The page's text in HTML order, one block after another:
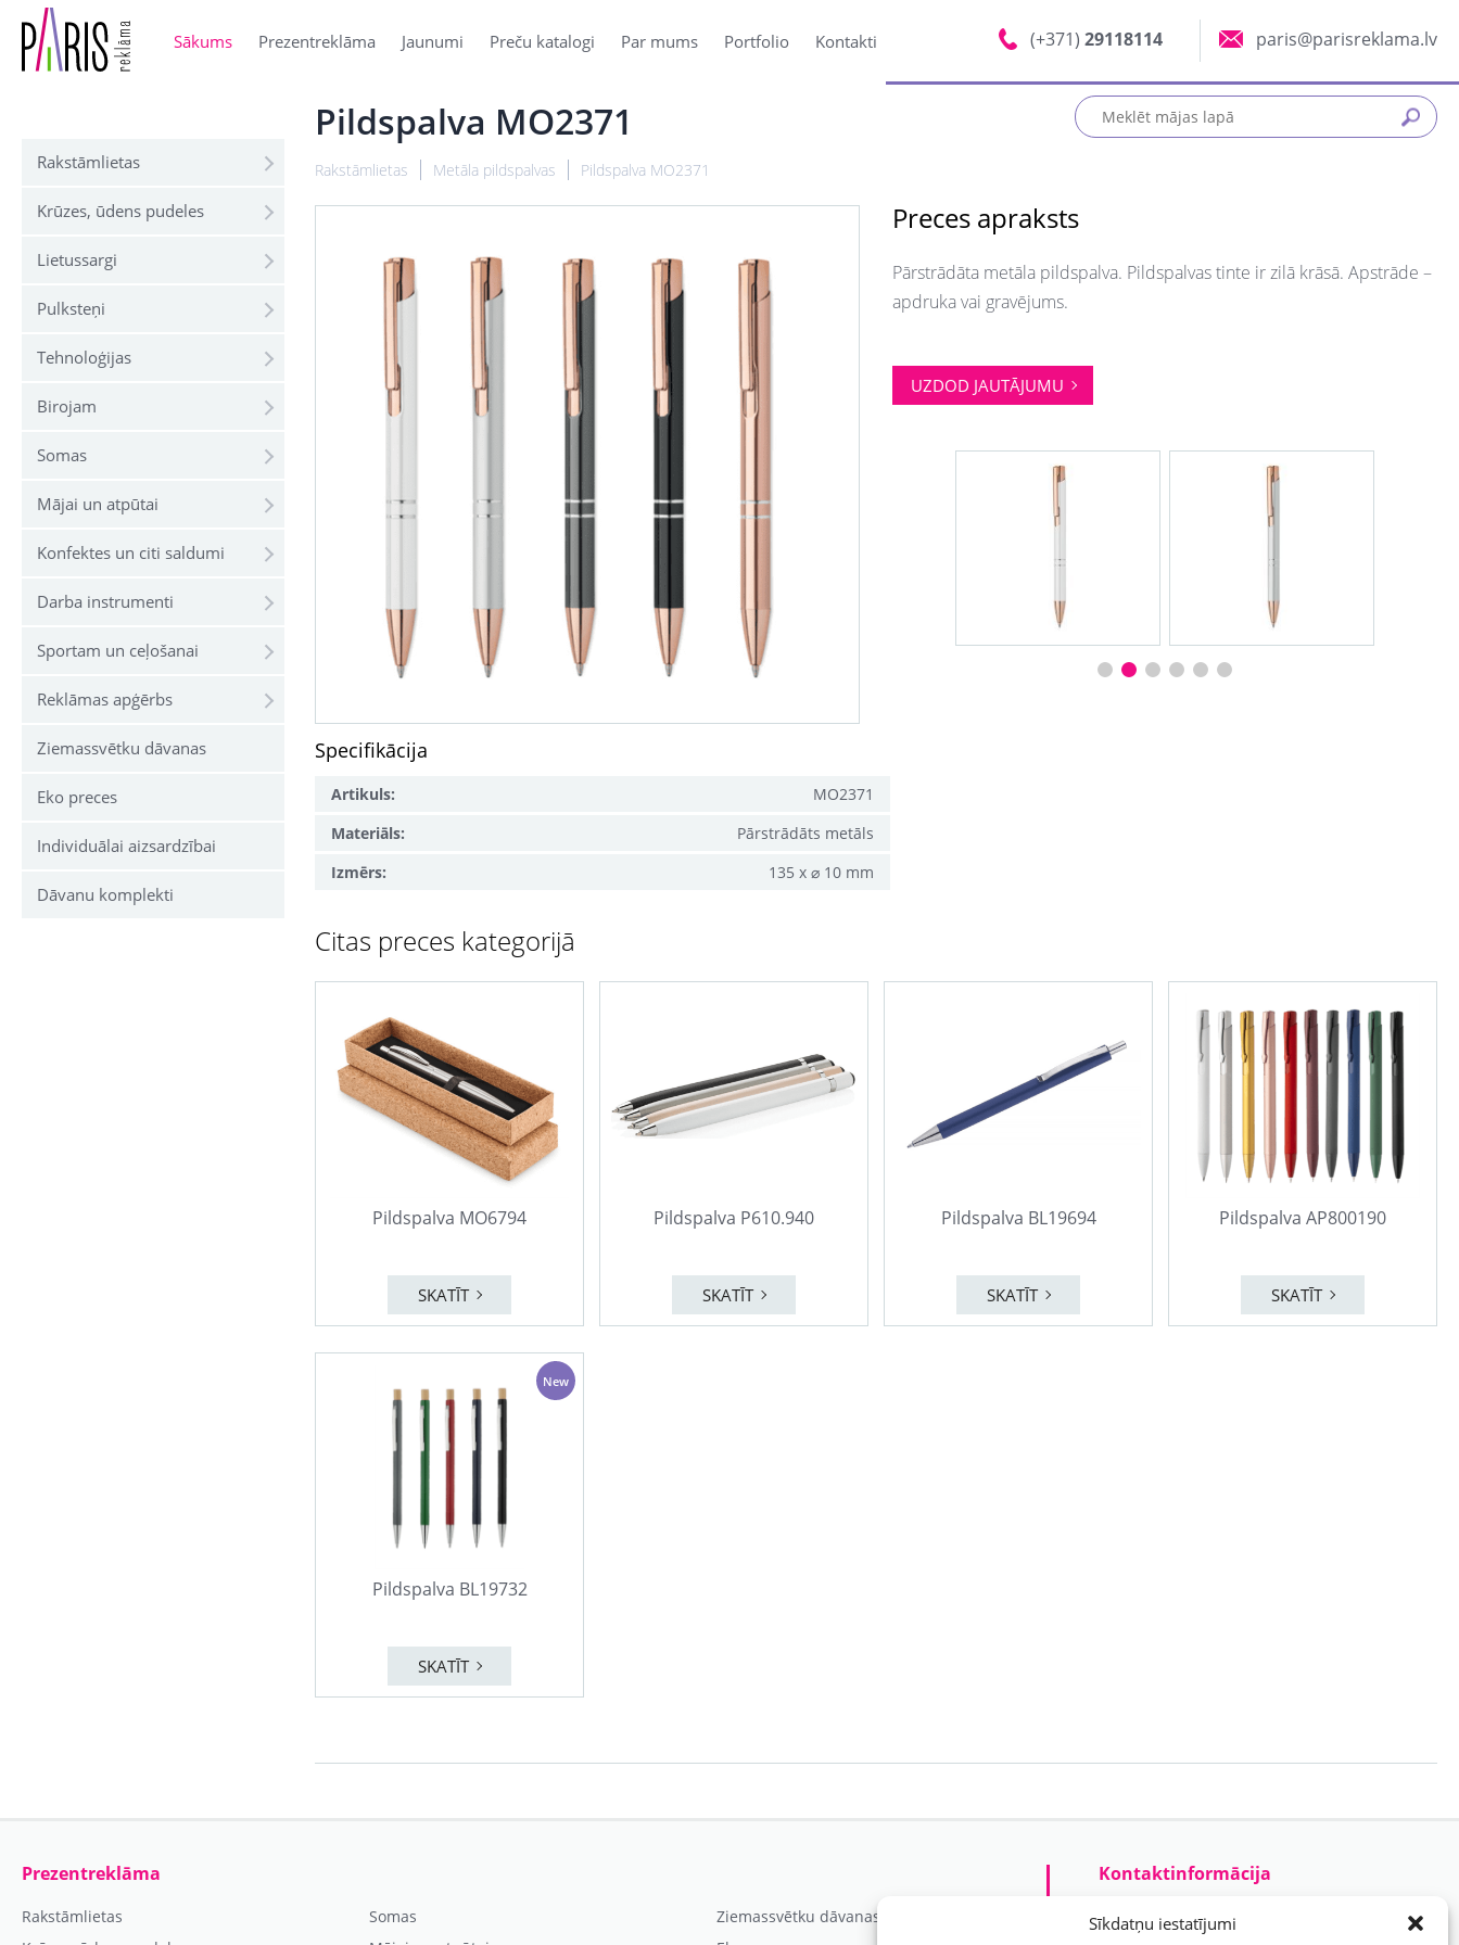
Sīkdatņu iestatījumi
Sākums Prezentreklāma Jaunumi Preču katalogi Par mums Portfolio Kontakti (+371) 29118114 paris@parisreklama.lv
Rakstāmlietas
Krūzes, ūdens pudeles
Lietussargi
Pulksteņi
Tehnoloģijas
Birojam
Somas
Mājai un atpūtai
Konfektes un citi saldumi
Darba instrumenti
Sportam un ceļošanai
Reklāmas apģērbs
Ziemassvētku dāvanas
Eko preces
Individuālai aizsardzībai
Dāvanu komplekti
Pildspalva MO2371
Rakstāmlietas Metāla pildspalvas Pildspalva MO2371
Preces apraksts
Pārstrādāta metāla pildspalva. Pildspalvas tinte ir zilā krāsā. Apstrāde –
apdruka vai gravējums.
UZDOD JAUTĀJUMU
Specifikācija
Artikuls:
MO2371
Materiāls:
Pārstrādāts metāls
Izmērs:
135 x ⌀ 10 mm
Citas preces kategorijā
Pildspalva MO6794
SKATĪT
Pildspalva P610.940
SKATĪT
Pildspalva BL19694
SKATĪT
Pildspalva AP800190
SKATĪT
New
Pildspalva BL19732
SKATĪT
Prezentreklāma
Rakstāmlietas
Somas
Ziemassvētku dāvanas
Kontaktinformācija
Prezentreklāmas aģentūra “PARIS”